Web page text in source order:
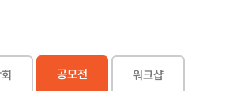
공모전 워크샵